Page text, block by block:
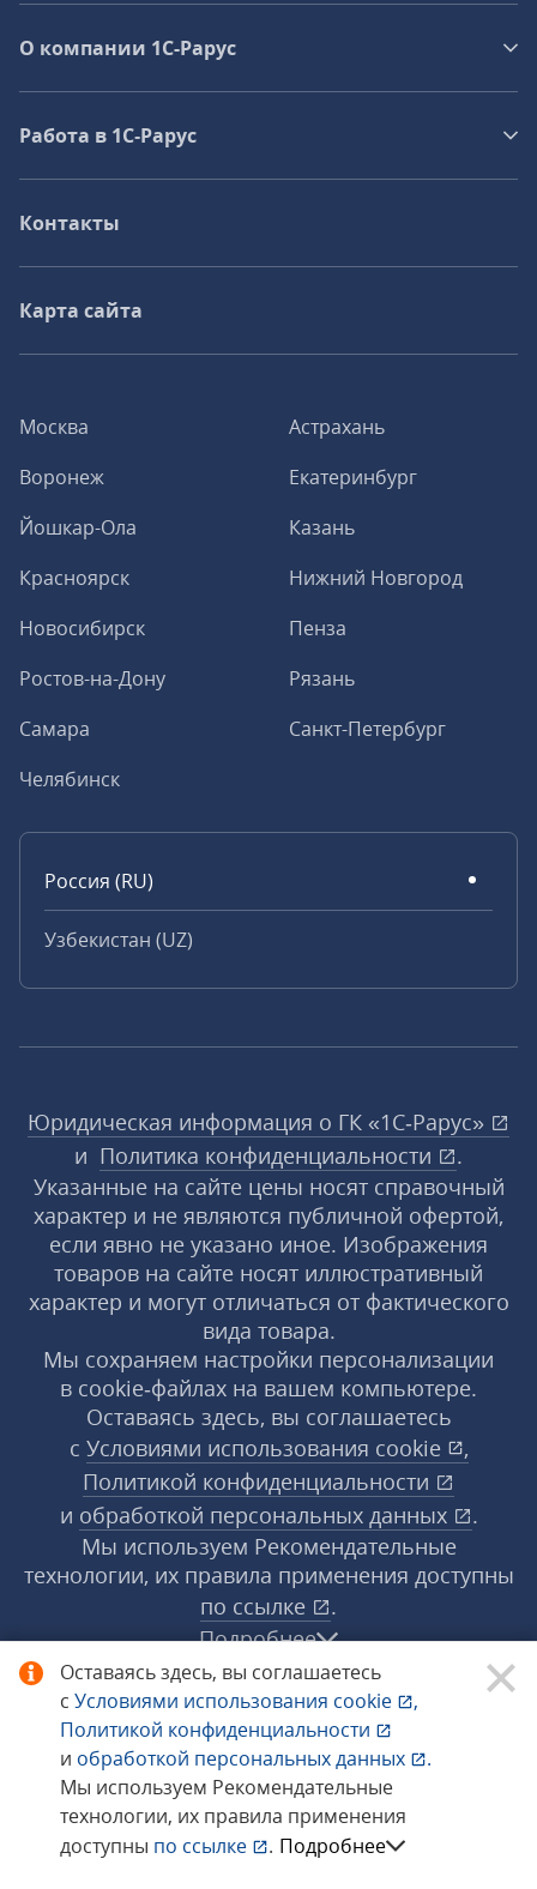
Оставаясь здесь, вы соглашаетесь
с Условиями использования cookie
,
Политикой конфиденциальности
и обработкой персональных данных
.
Мы используем Рекомендательные
технологии, их правила применения
доступны по ссылке . Подробнее
Москва
Астрахань
Воронеж
Екатеринбург
Йошкар-Ола
Казань
Красноярск
Нижний Новгород
Новосибирск
Пенза
Ростов-на-Дону
Рязань
Самара
Санкт-Петербург
Челябинск
Россия (RU)
Узбекистан (UZ)
О компании 1C-Рарус
Работа в 1С‑Рарус
Контакты
Карта сайта
Юридическая информация о ГК «1С‑Рарус»
и Политика конфиденциальности
.
Указанные на сайте цены носят справочный
характер и не являются публичной офертой,
если явно не указано иное. Изображения
товаров на сайте носят иллюстративный
характер и могут отличаться от фактического
вида товара.
Мы сохраняем настройки персонализации
в cookie‑файлах на вашем компьютере.
Оставаясь здесь, вы соглашаетесь
с Условиями использования cookie
,
Политикой конфиденциальности
и обработкой персональных данных
.
Мы используем Рекомендательные
технологии, их правила применения доступны
по ссылке
.
Подробнее
© 1998−2026 «1С‑Рарус» ®. Все права
защищены.
Сообщить об ошибке